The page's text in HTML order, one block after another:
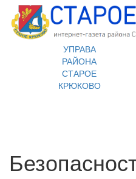
УПРАВА
РАЙОНА
СТАРОЕ
КРЮКОВО